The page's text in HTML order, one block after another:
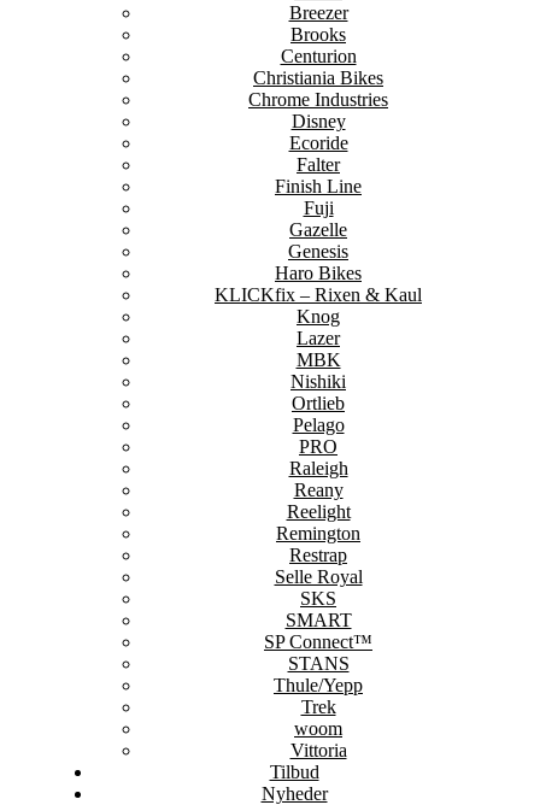
Breezer
Brooks
Centurion
Christiania Bikes
Chrome Industries
Disney
Ecoride
Falter
Finish Line
Fuji
Gazelle
Genesis
Haro Bikes
KLICKfix – Rixen & Kaul
Knog
Lazer
MBK
Nishiki
Ortlieb
Pelago
PRO
Raleigh
Reany
Reelight
Remington
Restrap
Selle Royal
SKS
SMART
SP Connect™
STANS
Thule/Yepp
Trek
woom
Vittoria
Tilbud
Nyheder